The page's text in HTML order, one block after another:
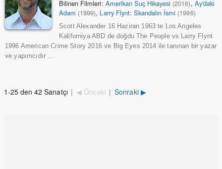
Bilinen Filmleri: Amerikan Suç Hikayesi (2016), Ay'daki
Adam (1999), Larry Flynt: Skandalın İsmi (1996)
Scott Alexander 16 Haziran 1963 te Los Angeles
Kaliforniya ABD de doğdu The People vs Larry Flynt
1996 American Crime Story 2016 ve Big Eyes 2014 ile tanınan bir yazar
ve yapımcıdır ...
1-25 den 42 Sanatçı | ◀ Önceki | Sonraki ▶